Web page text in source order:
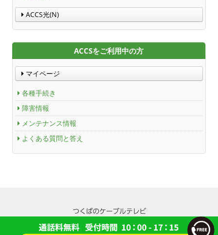
ACCS光(N)
ACCSをご利用中の方
マイページ
各種手続き
障害情報
メンテナンス情報
よくある質問と答え